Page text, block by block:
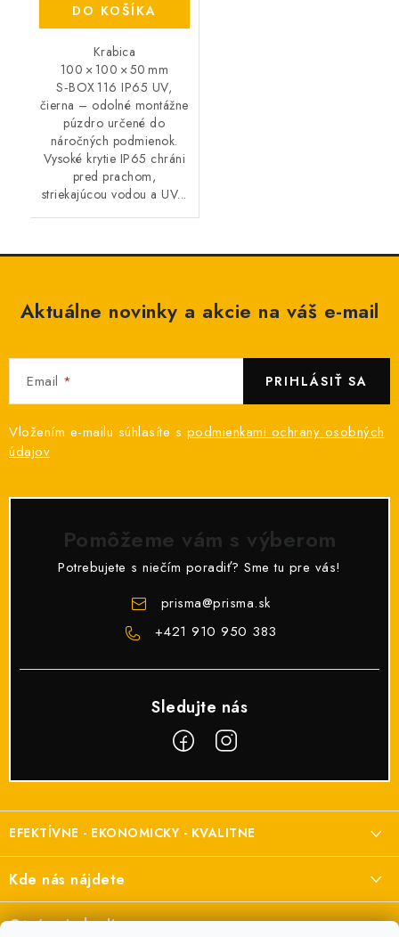
DO KOŠÍKA
Krabica
100 × 100 × 50 mm
S‑BOX 116 IP65 UV,
čierna – odolné montážne
púzdro určené do
náročných podmienok.
Vysoké krytie IP65 chráni
pred prachom,
striekajúcou vodou a UV...
Aktuálne novinky a akcie na váš e-mail
Email
Vložením e-mailu súhlasíte s podmienkami ochrany osobných
údajov
PRIHLÁSIŤ SA
Pomôžeme vám s výberom
Potrebujete s niečím poradiť? Sme tu pre vás!
prisma@prisma.sk
+421 910 950 383
á
p
ä
i
EFEKTÍVNE - EKONOMICKY - KVALITNE
a elektroinštalácie
Prisma Elektro s.r.o.
Kde nás nájdete
Otváracie hodiny